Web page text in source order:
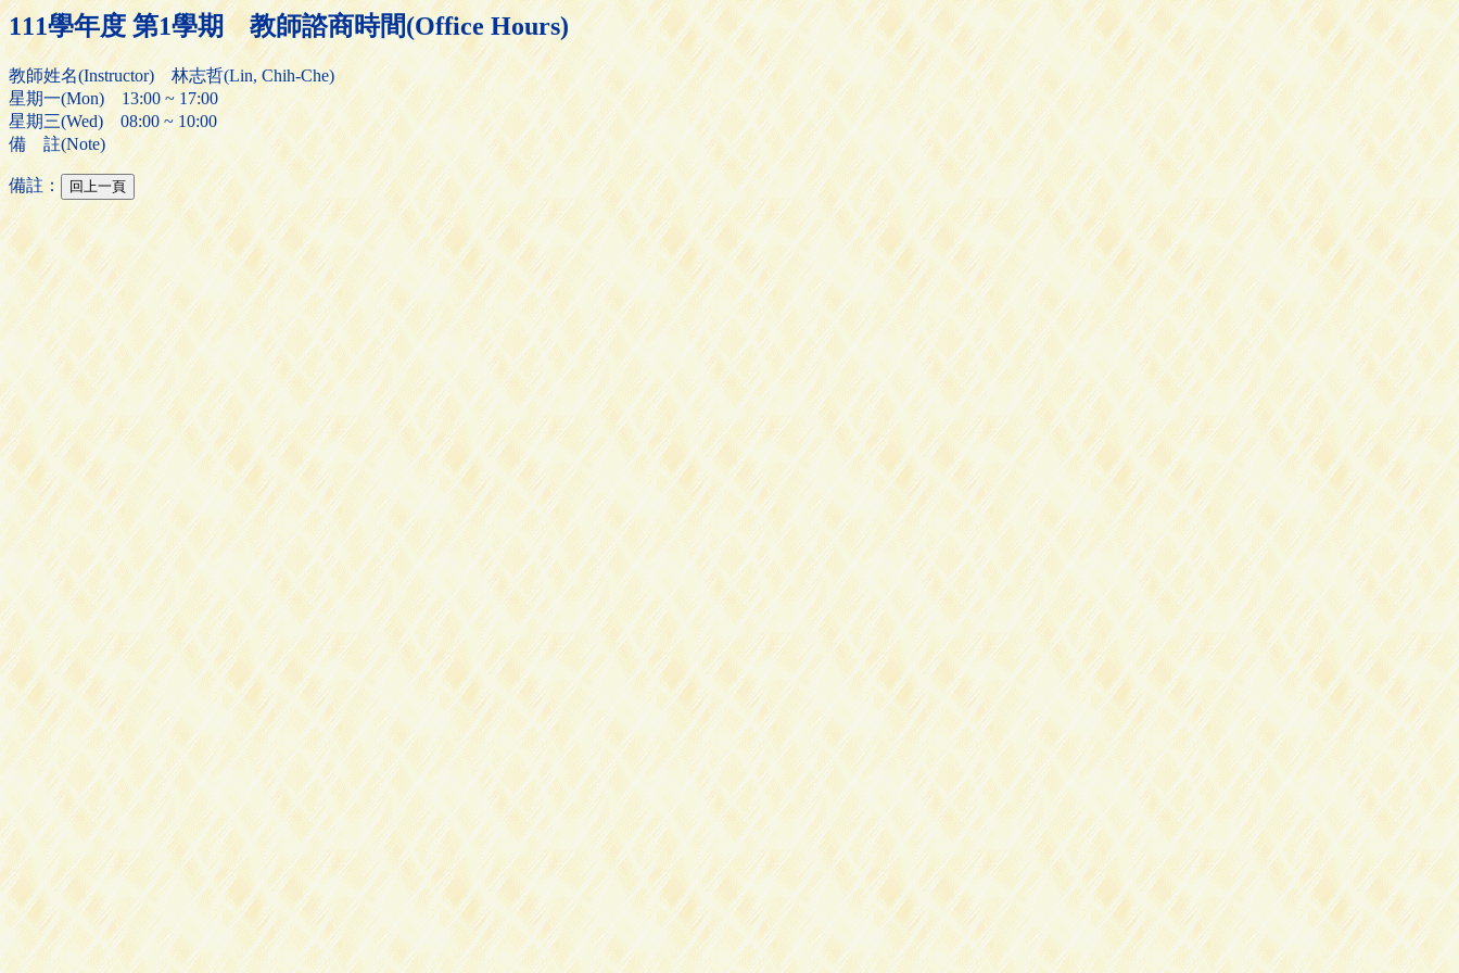
111學年度 第1學期 教師諮商時間(Office Hours)
教師姓名(Instructor) 林志哲(Lin, Chih-Che)
星期一(Mon) 13:00 ~ 17:00
星期三(Wed) 08:00 ~ 10:00
備 註(Note)
備註：